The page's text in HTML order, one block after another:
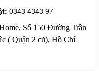
0343 4343 97
Số 150 Đường Trần
( Quận 2 cũ), Hồ Chí